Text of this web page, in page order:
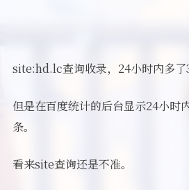
site:hd.lc查询收录，24小时内多了
但是在百度统计的后台显示24小时
条。
看来site查询还是不准。